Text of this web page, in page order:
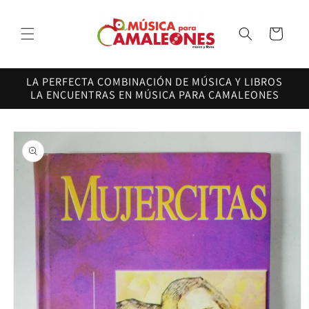
al contenido
Carrito
LA PERFECTA COMBINACIÓN DE MÚSICA Y LIBROS
LA ENCUENTRAS EN MÚSICA PARA CAMALEONES
directamente
a la
información
del producto